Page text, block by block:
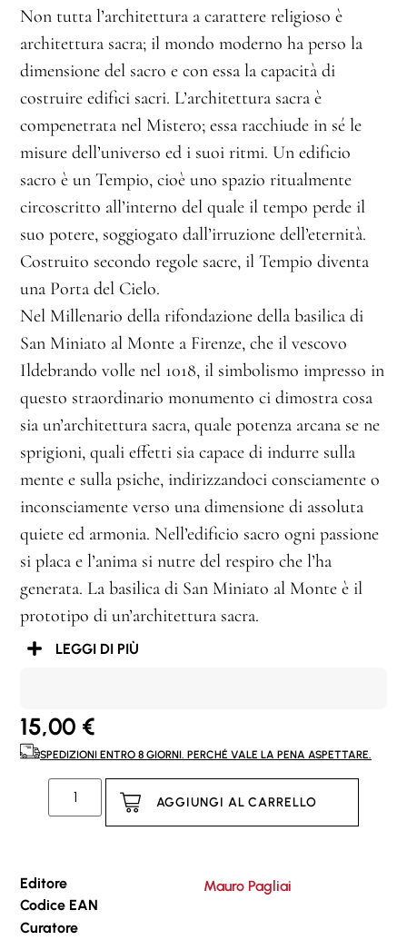
Non tutta l’architettura a carattere religioso è
architettura sacra; il mondo moderno ha perso la
dimensione del sacro e con essa la capacità di
costruire edifici sacri. L’architettura sacra è
compenetrata nel Mistero; essa racchiude in sé le
misure dell’universo ed i suoi ritmi. Un edificio
sacro è un Tempio, cioè uno spazio ritualmente
circoscritto all’interno del quale il tempo perde il
suo potere, soggiogato dall’irruzione dell’eternità.
Costruito secondo regole sacre, il Tempio diventa
una Porta del Cielo.
Nel Millenario della rifondazione della basilica di
San Miniato al Monte a Firenze, che il vescovo
Ildebrando volle nel 1018, il simbolismo impresso in
questo straordinario monumento ci dimostra cosa
sia un’architettura sacra, quale potenza arcana se ne
sprigioni, quali effetti sia capace di indurre sulla
mente e sulla psiche, indirizzandoci consciamente o
inconsciamente verso una dimensione di assoluta
quiete ed armonia. Nell’edificio sacro ogni passione
si placa e l’anima si nutre del respiro che l’ha
generata. La basilica di San Miniato al Monte è il
prototipo di un’architettura sacra.
LEGGI DI PIÙ
15,00 €
SPEDIZIONI ENTRO 8 GIORNI. PERCHÉ VALE LA PENA ASPETTARE.
AGGIUNGI AL CARRELLO
Editore
Mauro Pagliai
Codice EAN
Curatore